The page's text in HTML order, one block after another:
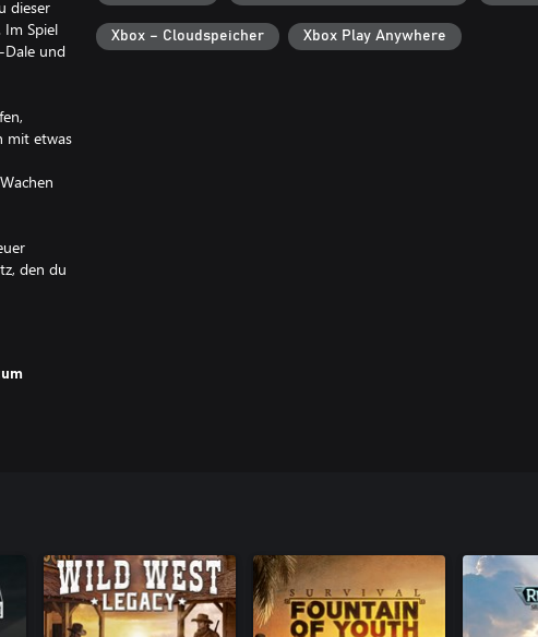
dieser
Spiel
Dale und
mit etwas
den du
Konvois
Xbox – Cloudspeicher Xbox Play Anywhere